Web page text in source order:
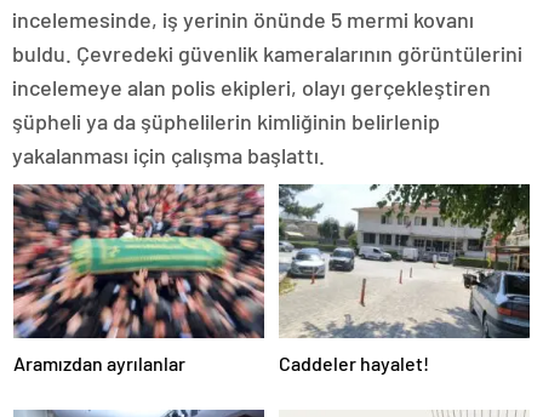
incelemesinde, iş yerinin önünde 5 mermi kovanı
buldu. Çevredeki güvenlik kameralarının görüntülerini
incelemeye alan polis ekipleri, olayı gerçekleştiren
şüpheli ya da şüphelilerin kimliğinin belirlenip
yakalanması için çalışma başlattı.
Aramızdan ayrılanlar Caddeler hayalet!